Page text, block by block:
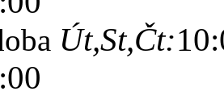
Út,St,Čt: